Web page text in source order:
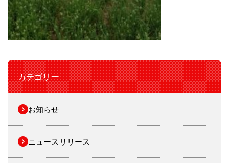
カテゴリー
お知らせ
ニュースリリース